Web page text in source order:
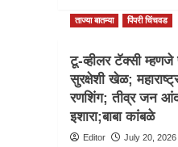
about
या
योजनेचे
काम
सुरू
असून
एवढा
ताज्या बातम्या पिंपरी चिंचवड
टू-व्हीलर टॅक्सी म्हणजे
सुरक्षेशी खेळ;
रणशिंग; तीव्र जन
इशारा;बाबा कांबळे
Editor July 20, 2026